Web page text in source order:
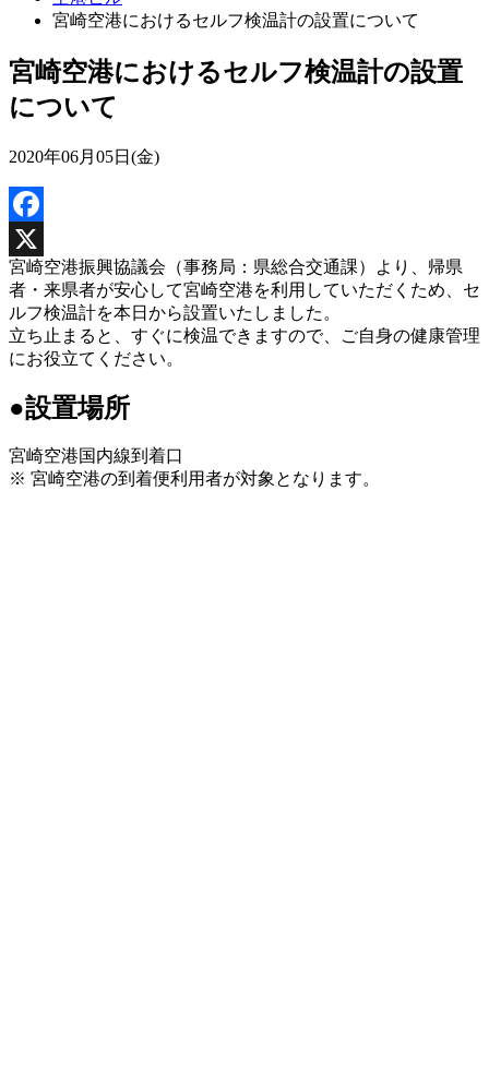
宮崎空港におけるセルフ検温計の設置について
宮崎空港におけるセルフ検温計の設置
について
2020年06月05日(金)
Facebook
X
宮崎空港振興協議会（事務局：県総合交通課）より、帰県
者・来県者が安心して宮崎空港を利用していただくため、セ
ルフ検温計を本日から設置いたしました。
立ち止まると、すぐに検温できますので、ご自身の健康管理
にお役立てください。
●設置場所
宮崎空港国内線到着口
※ 宮崎空港の到着便利用者が対象となります。